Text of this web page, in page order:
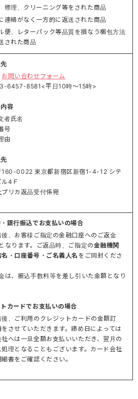
修理、クリーニング等をされた商品
連絡がなく一方的に返送された商品
便、レターパック等品質を損なう梱包方法
された商品
お問い合わせフォーム
6457-8581<平日10時～15時>
容
氏名
号
由
160-0022 東京都新宿区新宿1-4-12 シテ
ル4Ｆ
リカ返品受付係宛
銀行振込でお支払いの場合
、お客様ご指定の金融口座へのご返金
なります。ご返品時、ご指定の金融機関
・口座番号・ご名義人名 をご同封くださ
は、振込手数料等を差し引いた金額となり
カードでお支払いの場合
、ご利用のクレジットカードの金額訂
させていただきます。締め日によっては
社へは一旦全額お支払いいただき、翌月の
処理となることもございます。カード会社
書をご確認ください。